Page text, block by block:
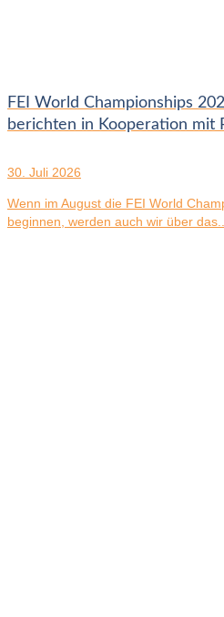
FEI World Championships
berichten in Kooperation mit
30. Juli 2026
Wenn im August die FEI World
beginnen, werden auch wir über